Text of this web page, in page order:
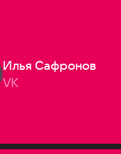
Илья Сафронов
VK